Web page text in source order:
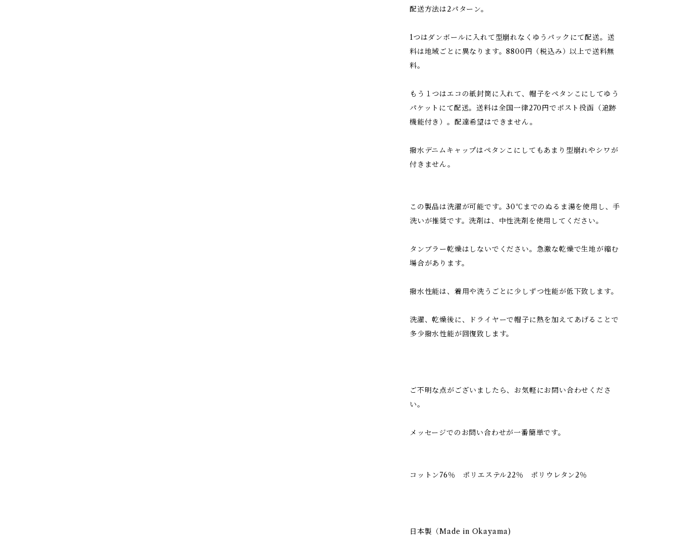
配送方法は2パターン。
1つはダンボールに入れて型崩れなくゆうパックにて配送。送
料は地域ごとに異なります。8800円（税込み）以上で送料無
料。
もう１つはエコの紙封筒に入れて、帽子をペタンこにしてゆう
パケットにて配送。送料は全国一律270円でポスト投函（追跡
機能付き）。配達希望はできません。
撥水デニムキャップはペタンこにしてもあまり型崩れやシワが
付きません。
この製品は洗濯が可能です。30℃までのぬるま湯を使用し、手
洗いが推奨です。洗剤は、中性洗剤を使用してください。
タンブラー乾燥はしないでください。急激な乾燥で生地が縮む
場合があります。
撥水性能は、着用や洗うごとに少しずつ性能が低下致します。
洗濯、乾燥後に、ドライヤーで帽子に熱を加えてあげることで
多少撥水性能が回復致します。
ご不明な点がございましたら、お気軽にお問い合わせくださ
い。
メッセージでのお問い合わせが一番簡単です。
コットン76％ ポリエステル22％ ポリウレタン2％
日本製（Made in Okayama)